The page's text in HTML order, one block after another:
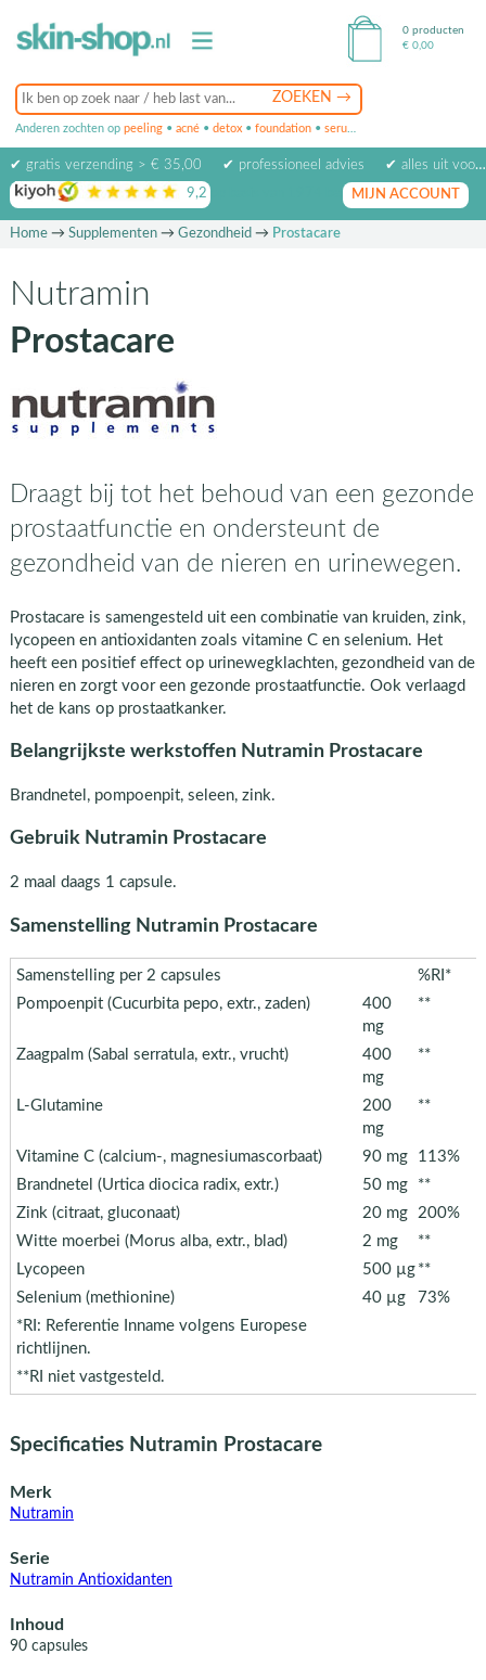
Anderen zochten op peeling • acné • detox • foundation • serum
0 producten
€ 0,00
✔ gratis verzending > € 35,00 ✔ professioneel advies
✔ alles uit voorraad leverbaar
9,2 op basis van beoordelingen
MIJN ACCOUNT
Home→ Supplementen→ Gezondheid → Prostacare
Nutramin
Prostacare
Draagt bij tot het behoud van een gezonde
prostaatfunctie en ondersteunt de
gezondheid van de nieren en urinewegen.
Prostacare is samengesteld uit een combinatie van kruiden, zink,
lycopeen en antioxidanten zoals vitamine C en selenium. Het
heeft een positief effect op urinewegklachten, gezondheid van de
nieren en zorgt voor een gezonde prostaatfunctie. Ook verlaagd
het de kans op prostaatkanker.
Belangrijkste werkstoffen Nutramin Prostacare
Brandnetel, pompoenpit, seleen, zink.
Gebruik Nutramin Prostacare
2 maal daags 1 capsule.
Samenstelling Nutramin Prostacare
Samenstelling per 2 capsules
%RI*
Pompoenpit (Cucurbita pepo, extr., zaden)
400
mg
**
Zaagpalm (Sabal serratula, extr., vrucht)
400
mg
**
L-Glutamine
200
mg
**
Vitamine C (calcium-, magnesiumascorbaat) 90 mg
113%
Brandnetel (Urtica diocica radix, extr.)
50 mg
**
Zink (citraat, gluconaat)
20 mg 200%
Witte moerbei (Morus alba, extr., blad)
2 mg
**
Lycopeen
500 µg **
Selenium (methionine)
40 µg
73%
*RI: Referentie Inname volgens Europese
richtlijnen.
**RI niet vastgesteld.
Specificaties Nutramin Prostacare
Merk
Nutramin
Serie
Nutramin Antioxidanten
Inhoud
90 capsules